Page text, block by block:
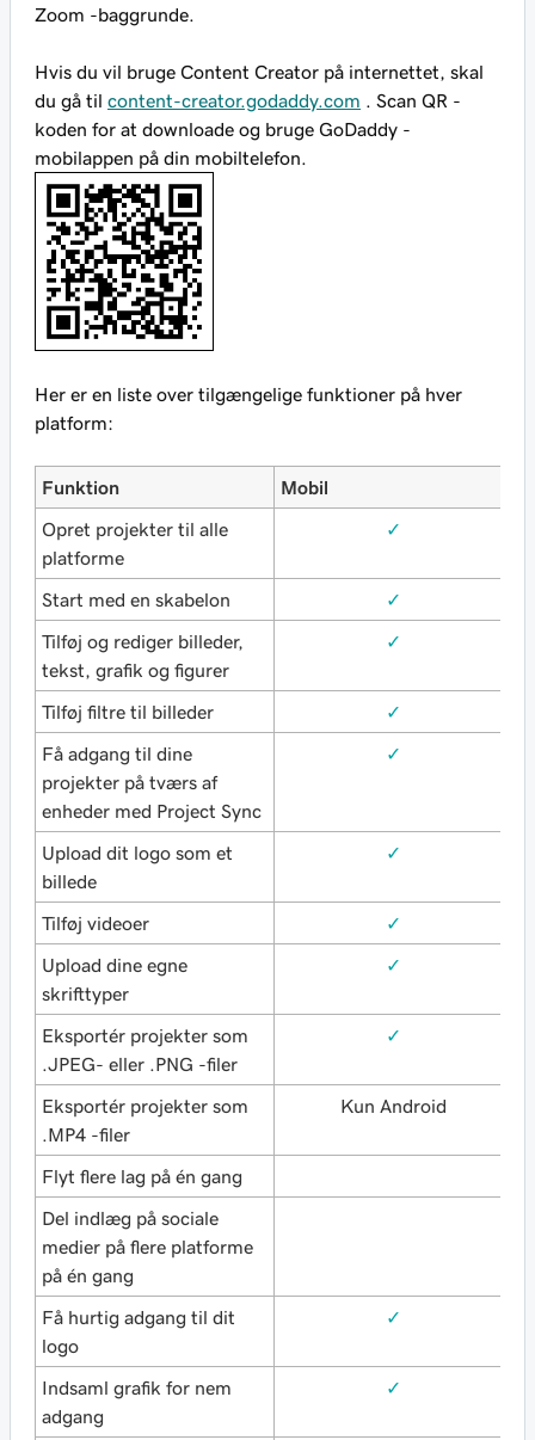
Zoom -baggrunde.
Hvis du vil bruge Content Creator på internettet, skal
du gå til content-creator.godaddy.com . Scan QR -
koden for at downloade og bruge GoDaddy -
mobilappen på din mobiltelefon.
Her er en liste over tilgængelige funktioner på hver
platform:
Funktion Mobil
Opret projekter til alle
platforme
✓
Start med en skabelon ✓
Tilføj og rediger billeder,
tekst, grafik og figurer
✓
Tilføj filtre til billeder ✓
Få adgang til dine
projekter på tværs af
enheder med Project Sync
✓
Upload dit logo som et
billede
✓
Tilføj videoer ✓
Upload dine egne
skrifttyper
✓
Eksportér projekter som
.JPEG- eller .PNG -filer
✓
Eksportér projekter som
.MP4 -filer
Kun Android
Flyt flere lag på én gang
Del indlæg på sociale
medier på flere platforme
på én gang
Få hurtig adgang til dit
logo
✓
Indsaml grafik for nem
adgang
✓